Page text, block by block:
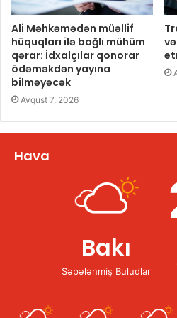
Ali Məhkəmədən müəllif
hüquqları ilə bağlı mühüm
qərar: İdxalçılar qonorar
ödəməkdən yayına
bilməyəcək
Avqust 7, 2026
Hava
Bakı
Səpələnmiş Buludlar